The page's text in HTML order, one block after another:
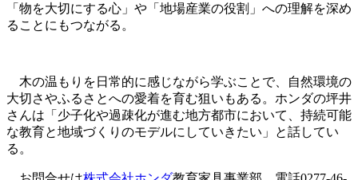
「物を大切にする心」や「地場産業の役割」への理解を深め
ることにもつながる。
木の温もりを日常的に感じながら学ぶことで、自然環境の
大切さやふるさとへの愛着を育む狙いもある。ホンダの坪井
さんは「少子化や過疎化が進む地方都市において、持続可能
な教育と地域づくりのモデルにしていきたい」と話してい
る。